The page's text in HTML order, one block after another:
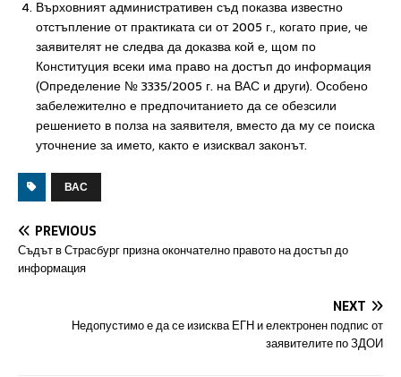
Върховният административен съд показва известно
отстъпление от практиката си от 2005 г., когато прие, че
заявителят не следва да доказва кой е, щом по
Конституция всеки има право на достъп до информация
(Определение № 3335/2005 г. на ВАС и други). Особено
забележително е предпочитанието да се обезсили
решението в полза на заявителя, вместо да му се поиска
уточнение за името, както е изисквал законът.
ВАС
PREVIOUS
Съдът в Страсбург призна окончателно правото на достъп до
информация
NEXT
Недопустимо е да се изисква ЕГН и електронен подпис от
заявителите по ЗДОИ